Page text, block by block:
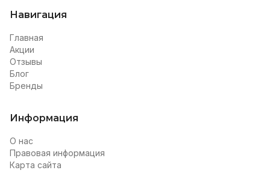
Навигация
Главная
Акции
Отзывы
Блог
Бренды
Информация
О нас
Правовая информация
Карта сайта